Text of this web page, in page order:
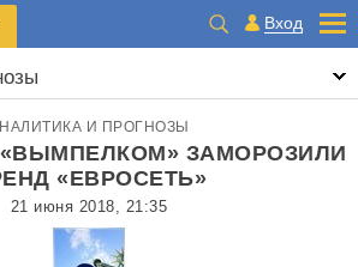
Вход
И ПРОГНОЗЫ
ЗАМОРОЗИЛИ
«ЕВРОСЕТЬ»
21 июня 2018, 21:35